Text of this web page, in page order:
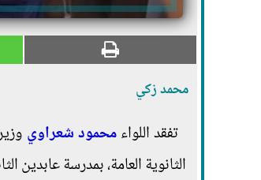
محمد زكي
تفقد اللواءمحمود شعراوي
الثانوية العامة، بمدرسة عابدين